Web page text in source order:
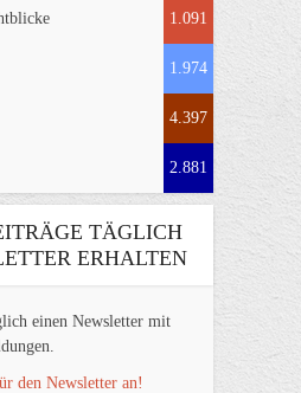
1.091
1.974
4.397
2.881
TÄGLICH
ERHALTEN
einen Newsletter mit
den Newsletter an!